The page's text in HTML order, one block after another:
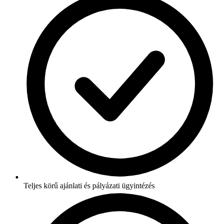
Teljes körű ajánlati és pályázati ügyintézés